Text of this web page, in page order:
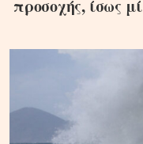
προσοχής, ίσως